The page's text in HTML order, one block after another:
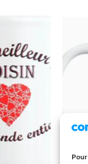
LISTE
D’ENVIES